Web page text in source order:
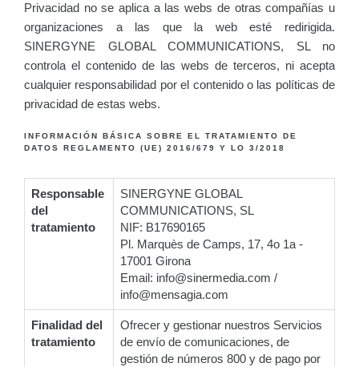
Privacidad no se aplica a las webs de otras compañías u
organizaciones a las que la web esté redirigida.
SINERGYNE GLOBAL COMMUNICATIONS, SL no
controla el contenido de las webs de terceros, ni acepta
cualquier responsabilidad por el contenido o las políticas de
privacidad de estas webs.
INFORMACIÓN BÁSICA SOBRE EL TRATAMIENTO DE
DATOS REGLAMENTO (UE) 2016/679 Y LO 3/2018
Responsable
del
tratamiento
SINERGYNE GLOBAL
COMMUNICATIONS, SL
NIF: B17690165
Pl. Marquès de Camps, 17, 4o 1a -
17001 Girona
Email: info@sinermedia.com /
info@mensagia.com
Finalidad del
tratamiento
Ofrecer y gestionar nuestros Servicios
de envío de comunicaciones, de
gestión de números 800 y de pago por